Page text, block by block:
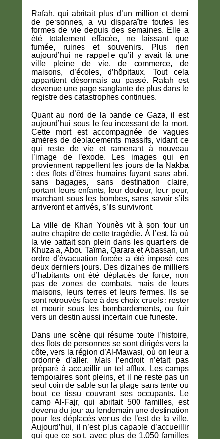
Rafah, qui abritait plus d’un million et demi
de personnes, a vu disparaître toutes les
formes de vie depuis des semaines. Elle a
été totalement effacée, ne laissant que
fumée, ruines et souvenirs. Plus rien
aujourd’hui ne rappelle qu’il y avait là une
ville pleine de vie, de commerce, de
maisons, d’écoles, d’hôpitaux. Tout cela
appartient désormais au passé. Rafah est
devenue une page sanglante de plus dans le
registre des catastrophes continues.
Quant au nord de la bande de Gaza, il est
aujourd’hui sous le feu incessant de la mort.
Cette mort est accompagnée de vagues
amères de déplacements massifs, vidant ce
qui reste de vie et ramenant à nouveau
l’image de l’exode. Les images qui en
proviennent rappellent les jours de la Nakba
: des flots d’êtres humains fuyant sans abri,
sans bagages, sans destination claire,
portant leurs enfants, leur douleur, leur peur,
marchant sous les bombes, sans savoir s’ils
arriveront et arrivés, s’ils survivront.
La ville de Khan Younès vit à son tour un
autre chapitre de cette tragédie. À l’est, là où
la vie battait son plein dans les quartiers de
Khuza’a, Abou Taïma, Qarara et Abassan, un
ordre d’évacuation forcée a été imposé ces
deux derniers jours. Des dizaines de milliers
d’habitants ont été déplacés de force, non
pas de zones de combats, mais de leurs
maisons, leurs terres et leurs fermes. Ils se
sont retrouvés face à des choix cruels : rester
et mourir sous les bombardements, ou fuir
vers un destin aussi incertain que funeste.
Dans une scène qui résume toute l’histoire,
des flots de personnes se sont dirigés vers la
côte, vers la région d’Al-Mawasi, où on leur a
ordonné d’aller. Mais l’endroit n’était pas
préparé à accueillir un tel afflux. Les camps
temporaires sont pleins, et il ne reste pas un
seul coin de sable sur la plage sans tente ou
bout de tissu couvrant ses occupants. Le
camp Al-Fajr, qui abritait 500 familles, est
devenu du jour au lendemain une destination
pour les déplacés venus de l’est de la ville.
Aujourd’hui, il n’est plus capable d’accueillir
qui que ce soit, avec plus de 1.050 familles